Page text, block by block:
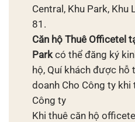
Central, Khu Park, Khu
81.
Căn hộ Thuê Officetel
Parkcó thể đăng ký
hộ, Quí khách được hỗ
doanh Cho Công ty
Công ty
Khi thuê căn hộ